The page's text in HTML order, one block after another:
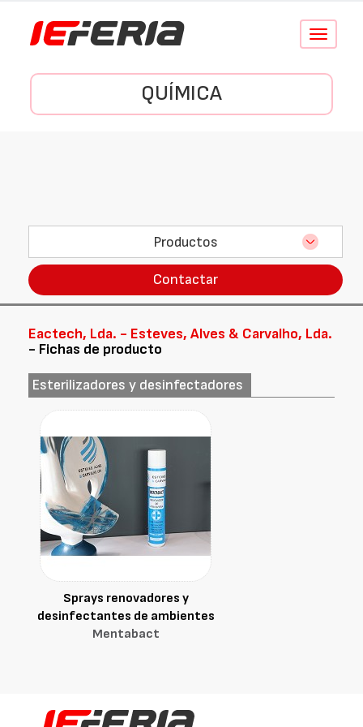
Conmutar
QUÍMICA
Productos
Contactar
Eactech, Lda. - Esteves, Alves & Carvalho, Lda.
- Fichas de producto
Esterilizadores y desinfectadores
Sprays renovadores y
desinfectantes de ambientes
Mentabact